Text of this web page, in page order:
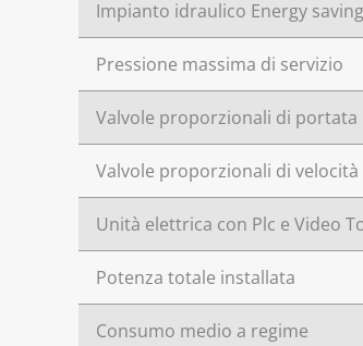
Impianto idraulico Energy saving
Pressione massima di servizio
Valvole proporzionali di portata
Valvole proporzionali di velocità
Unità elettrica con Plc e Video
Potenza totale installata
Consumo medio a regime